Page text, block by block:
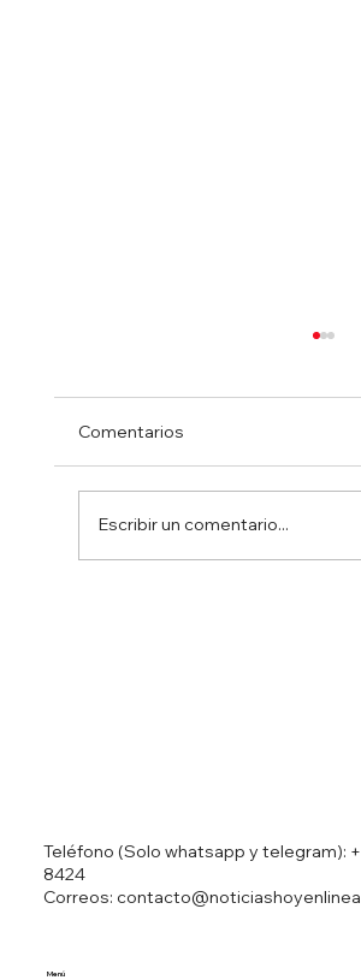
Comentarios
Escribir un comentario...
Teléfono (Solo whatsapp y telegram):
8424
Correos:
Menú